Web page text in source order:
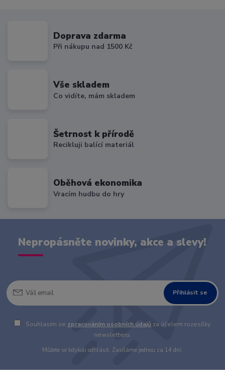
Doprava zdarma
Při nákupu nad 1500 Kč
Vše skladem
Co vidíte, mám skladem
Šetrnost k přírodě
Recikluji balící materiál
Oběhová ekonomika
Vracím hudbu do hry
Nepropásněte novinky, akce a slevy!
Přihlásit se
Souhlasím se zpracováním osobních údajů za účelem rozesílky
newsletteru.
Můžete se kdykoli odhlásit. Zasíláme jednou za 14 dní.